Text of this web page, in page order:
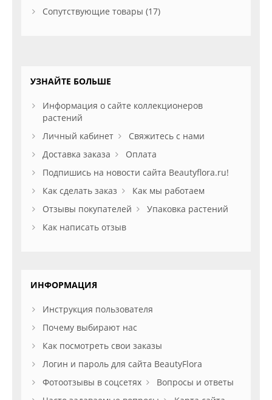
Сопутствующие товары (17)
УЗНАЙТЕ БОЛЬШЕ
Информация о сайте коллекционеров
растений
Личный кабинет
Свяжитесь с нами
Доставка заказа
Оплата
Подпишись на новости сайта Beautyflora.ru!
Как сделать заказ
Как мы работаем
Отзывы покупателей
Упаковка растений
Как написать отзыв
ИНФОРМАЦИЯ
Инструкция пользователя
Почему выбирают нас
Как посмотреть свои заказы
Логин и пароль для сайта BeautyFlora
Фотоотзывы в соцсетях
Вопросы и ответы